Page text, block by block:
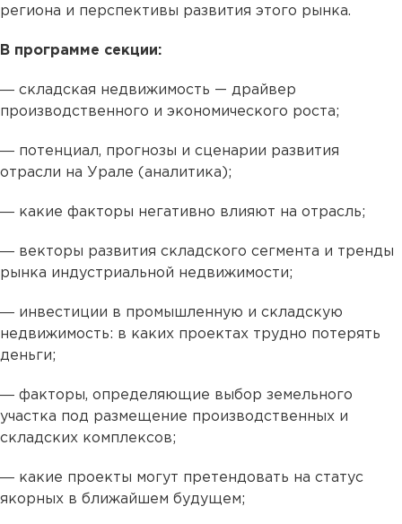
региона и перспективы развития этого рынка.
В программе секции:
― складская недвижимость — драйвер
производственного и экономического роста;
― потенциал, прогнозы и сценарии развития
отрасли на Урале (аналитика);
― какие факторы негативно влияют на отрасль;
― векторы развития складского сегмента и тренды
рынка индустриальной недвижимости;
― инвестиции в промышленную и складскую
недвижимость: в каких проектах трудно потерять
деньги;
― факторы, определяющие выбор земельного
участка под размещение производственных и
складских комплексов;
― какие проекты могут претендовать на статус
якорных в ближайшем будущем;